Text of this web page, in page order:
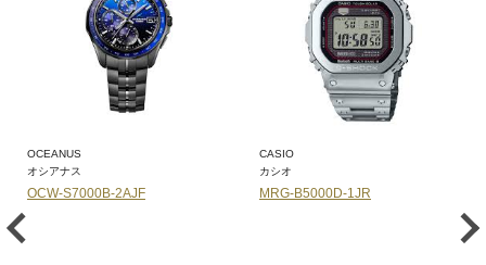
OCEANUS
オシアナス
OCW-S7000B-2AJF
CASIO
カシオ
MRG-B5000D-1JR